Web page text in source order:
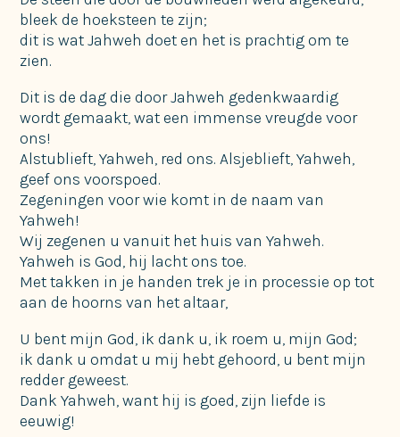
bleek de hoeksteen te zijn;
dit is wat Jahweh doet en het is prachtig om te
zien.
Dit is de dag die door Jahweh gedenkwaardig
wordt gemaakt, wat een immense vreugde voor
ons!
Alstublieft, Yahweh, red ons. Alsjeblieft, Yahweh,
geef ons voorspoed.
Zegeningen voor wie komt in de naam van
Yahweh!
Wij zegenen u vanuit het huis van Yahweh.
Yahweh is God, hij lacht ons toe.
Met takken in je handen trek je in processie op tot
aan de hoorns van het altaar,
U bent mijn God, ik dank u, ik roem u, mijn God;
ik dank u omdat u mij hebt gehoord, u bent mijn
redder geweest.
Dank Yahweh, want hij is goed, zijn liefde is
eeuwig!